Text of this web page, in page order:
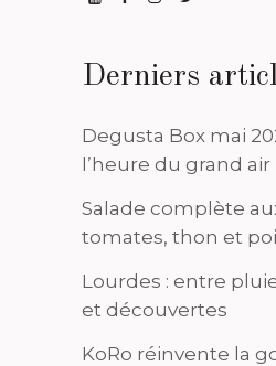
Derniers
Degusta Box mai
l’heure du grand air
Salade complète
tomates, thon et
Lourdes : entre
et découvertes
KoRo réinvente la